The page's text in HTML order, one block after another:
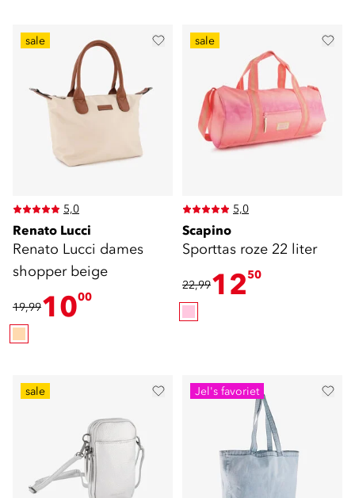
sale
5,0
Renato Lucci
Renato Lucci dames
shopper beige
19,991000
sale
5,0
Scapino
Sporttas roze 22 liter
22,991250
sale Jel's favoriet